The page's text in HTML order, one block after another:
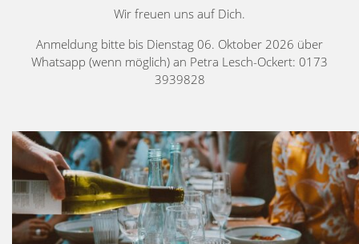
Wir freuen uns auf Dich.
Anmeldung bitte bis Dienstag 06. Oktober 2026 über
Whatsapp (wenn möglich) an Petra Lesch-Ockert: 0173
3939828